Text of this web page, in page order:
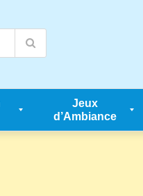
Jeux
d’Ambiance